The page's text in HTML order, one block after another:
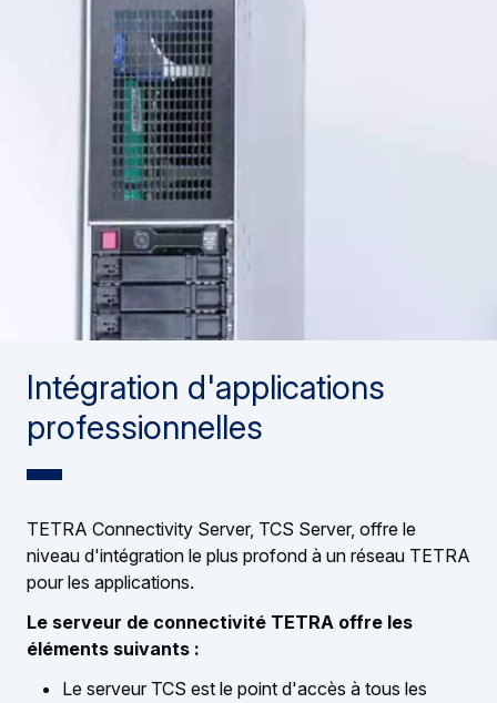
Intégration d'applications
professionnelles
TETRA Connectivity Server, TCS Server, offre le
niveau d'intégration le plus profond à un réseau TETRA
pour les applications.
Le serveur de connectivité TETRA offre les
éléments suivants :
Le serveur TCS est le point d'accès à tous les